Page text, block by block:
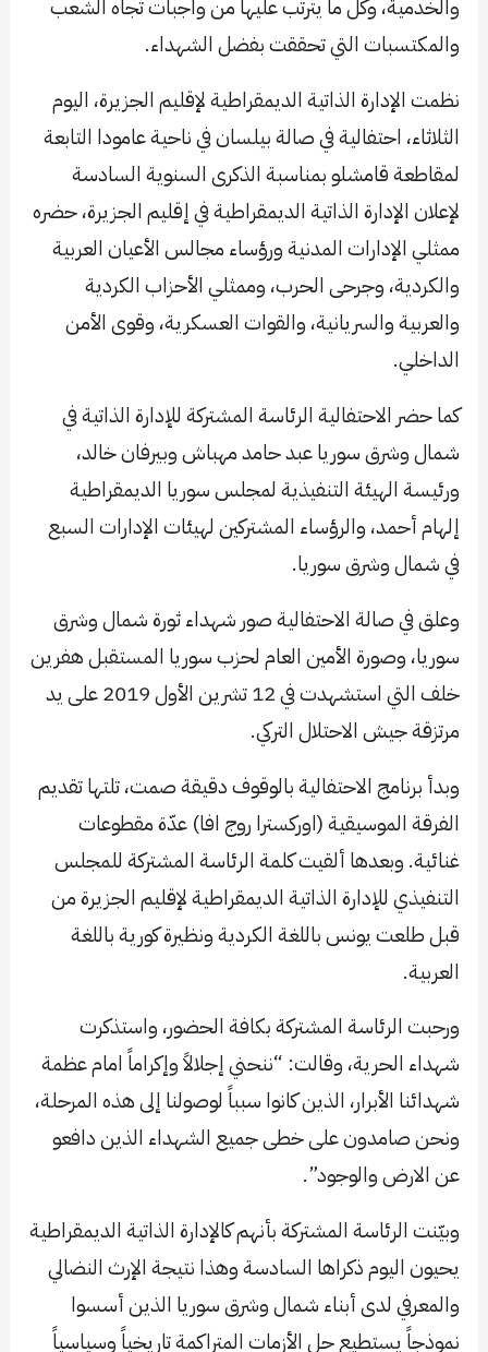
والخدمية، وكل ما يترتب عليها من واجبات تجاه الشعب
والمكتسبات التي تحققت بفضل الشهداء.
نظمت الإدارة الذاتية الديمقراطية لإقليم الجزيرة، اليوم
الثلاثاء، احتفالية في صالة بيلسان في ناحية عامودا التابعة
لمقاطعة قامشلو بمناسبة الذكرى السنوية السادسة
لإعلان الإدارة الذاتية الديمقراطية في إقليم الجزيرة، حضره
ممثلي الإدارات المدنية ورؤساء مجالس الأعيان العربية
والكردية، وجرحى الحرب، وممثلي الأحزاب الكردية
والعربية والسريانية، والقوات العسكرية، وقوى الأمن
الداخلي.
كما حضر الاحتفالية الرئاسة المشتركة للإدارة الذاتية في
شمال وشرق سوريا عبد حامد مهباش وبيرفان خالد،
ورئيسة الهيئة التنفيذية لمجلس سوريا الديمقراطية
إلهام أحمد، والرؤساء المشتركين لهيئات الإدارات السبع
في شمال وشرق سوريا.
وعلق في صالة الاحتفالية صور شهداء ثورة شمال وشرق
سوريا، وصورة الأمين العام لحزب سوريا المستقبل هفرين
خلف التي استشهدت في 12 تشرين الأول 2019 على يد
مرتزقة جيش الاحتلال التركي.
وبدأ برنامج الاحتفالية بالوقوف دقيقة صمت، تلتها تقديم
الفرقة الموسيقية (اوركسترا روج افا) عدّة مقطوعات
غنائية. وبعدها ألقيت كلمة الرئاسة المشتركة للمجلس
التنفيذي للإدارة الذاتية الديمقراطية لإقليم الجزيرة من
قبل طلعت يونس باللغة الكردية ونظيرة كورية باللغة
العربية.
ورحبت الرئاسة المشتركة بكافة الحضور، واستذكرت
شهداء الحرية، وقالت: “ننحني إجلالاً وإكراماً امام عظمة
شهدائنا الأبرار، الذين كانوا سبباً لوصولنا إلى هذه المرحلة،
ونحن صامدون على خطى جميع الشهداء الذين دافعو
عن الارض والوجود”.
وبيّنت الرئاسة المشتركة بأنهم كالإدارة الذاتية الديمقراطية
يحيون اليوم ذكراها السادسة وهذا نتيجة الإرث النضالي
والمعرفي لدى أبناء شمال وشرق سوريا الذين أسسوا
نموذجاً يستطيع حل الأزمات المتراكمة تاريخياً وسياسياً